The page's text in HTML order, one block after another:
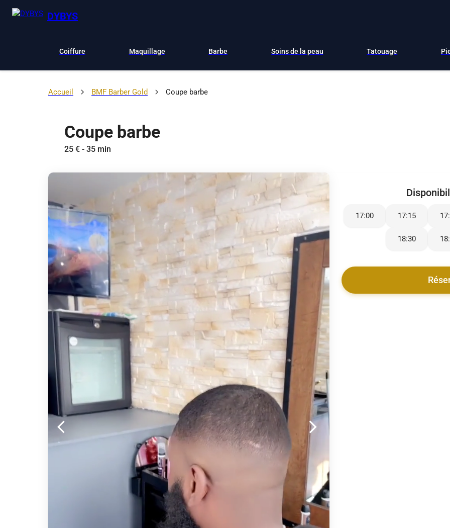
DYBYS
Coiffure Maquillage Barbe Soins de la peau Tatouage
Accueil BMF Barber Gold Coupe barbe
Coupe barbe
25 € - 35 min
17:00 17:15
18:30